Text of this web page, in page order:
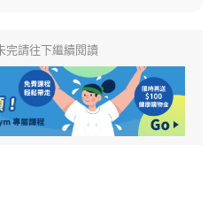
完請往下繼續閱讀